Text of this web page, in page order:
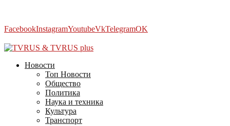
FacebookInstagramYoutubeVkTelegramOK
Новости
Топ Новости
Общество
Политика
Наука и техника
Культура
Транспорт